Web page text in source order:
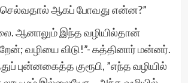
செல்வதால் ஆகப் போவது என்ன?”
ஆனாலும் இந்த வழியில்தான்
வழியை விடு!”- கத்தினார் மன்னர்.
புன்னகைத்த குரூபி, ”எந்த வழியில்